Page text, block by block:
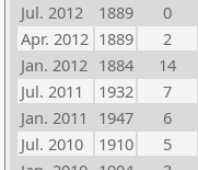
Jul. 2012
1889 0
Apr. 2012 1889 2
Jan. 2012 1884 14
Jul. 2011
1932 7
Jan. 2011
1947 6
Jul. 2010
1910 5